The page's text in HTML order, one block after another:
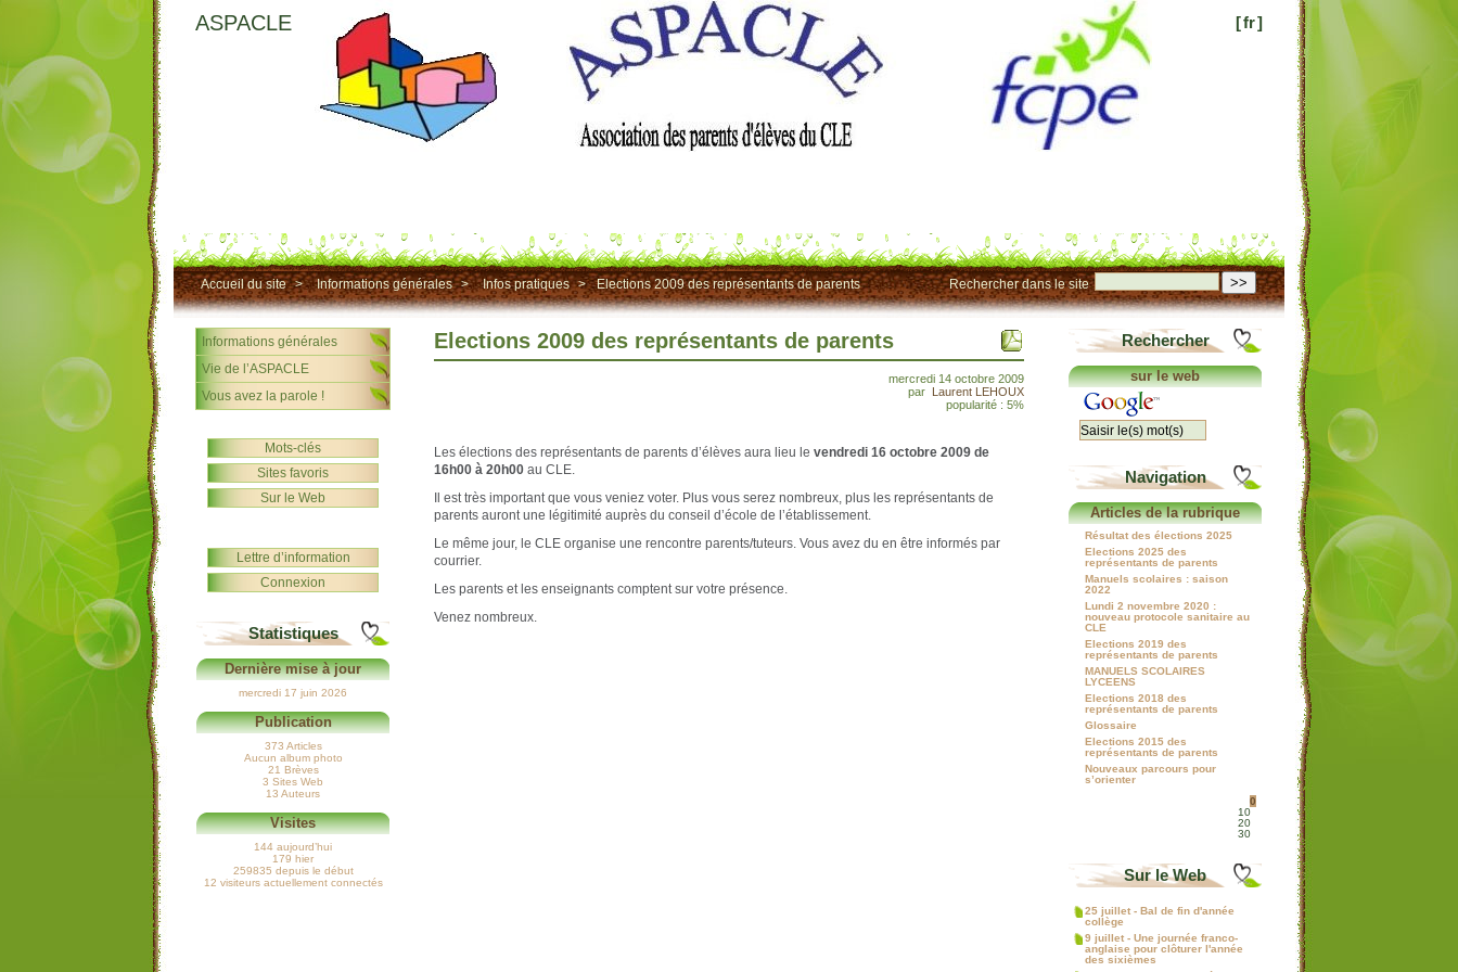
[fr]
ASPACLE
>>
Rechercher dans le site
Accueil du site > Informations générales > Infos pratiques > Elections 2009 des représentants de parents
Elections 2009 des représentants de parents
mercredi 14 octobre 2009
par Laurent LEHOUX
popularité : 5%
Les élections des représentants de parents d’élèves aura lieu le vendredi 16 octobre 2009 de
16h00 à 20h00 au CLE.
Il est très important que vous veniez voter. Plus vous serez nombreux, plus les représentants de
parents auront une légitimité auprès du conseil d’école de l’établissement.
Le même jour, le CLE organise une rencontre parents/tuteurs. Vous avez du en être informés par
courrier.
Les parents et les enseignants comptent sur votre présence.
Venez nombreux.
Informations générales
Vie de l’ASPACLE
Vous avez la parole !
Mots-clés
Sites favoris
Sur le Web
Lettre d’information
Connexion
Statistiques
Dernière mise à jour
mercredi 17 juin 2026
Publication
373 Articles
Aucun album photo
21 Brèves
3 Sites Web
13 Auteurs
Visites
144 aujourd’hui
179 hier
259835 depuis le début
12 visiteurs actuellement connectés
Rechercher
sur le web
Navigation
Articles de la rubrique
Résultat des élections 2025
Elections 2025 des
représentants de parents
Manuels scolaires : saison
2022
Lundi 2 novembre 2020 :
nouveau protocole sanitaire au
CLE
Elections 2019 des
représentants de parents
MANUELS SCOLAIRES
LYCEENS
Elections 2018 des
représentants de parents
Glossaire
Elections 2015 des
représentants de parents
Nouveaux parcours pour
s’orienter
0
10
20
30
Sur le Web
25 juillet - Bal de fin d'année
collège
9 juillet - Une journée franco-
anglaise pour clôturer l'année
des sixièmes